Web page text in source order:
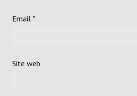
Email *
Site web